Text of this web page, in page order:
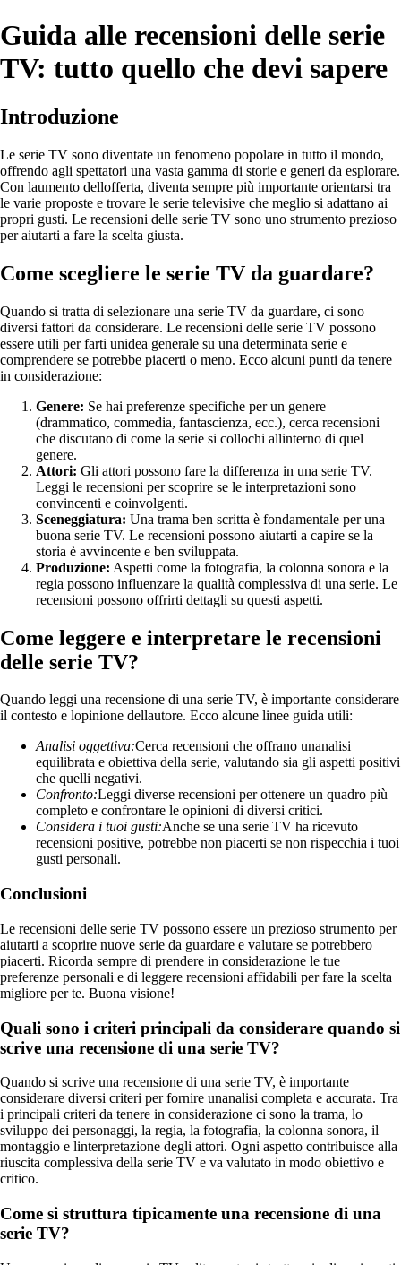
Guida alle recensioni delle serie
TV: tutto quello che devi sapere
Introduzione
Le serie TV sono diventate un fenomeno popolare in tutto il mondo,
offrendo agli spettatori una vasta gamma di storie e generi da esplorare.
Con laumento dellofferta, diventa sempre più importante orientarsi tra
le varie proposte e trovare le serie televisive che meglio si adattano ai
propri gusti. Le recensioni delle serie TV sono uno strumento prezioso
per aiutarti a fare la scelta giusta.
Come scegliere le serie TV da guardare?
Quando si tratta di selezionare una serie TV da guardare, ci sono
diversi fattori da considerare. Le recensioni delle serie TV possono
essere utili per farti unidea generale su una determinata serie e
comprendere se potrebbe piacerti o meno. Ecco alcuni punti da tenere
in considerazione:
Genere: Se hai preferenze specifiche per un genere
(drammatico, commedia, fantascienza, ecc.), cerca recensioni
che discutano di come la serie si collochi allinterno di quel
genere.
Attori: Gli attori possono fare la differenza in una serie TV.
Leggi le recensioni per scoprire se le interpretazioni sono
convincenti e coinvolgenti.
Sceneggiatura: Una trama ben scritta è fondamentale per una
buona serie TV. Le recensioni possono aiutarti a capire se la
storia è avvincente e ben sviluppata.
Produzione: Aspetti come la fotografia, la colonna sonora e la
regia possono influenzare la qualità complessiva di una serie. Le
recensioni possono offrirti dettagli su questi aspetti.
Come leggere e interpretare le recensioni
delle serie TV?
Quando leggi una recensione di una serie TV, è importante considerare
il contesto e lopinione dellautore. Ecco alcune linee guida utili:
Analisi oggettiva:Cerca recensioni che offrano unanalisi
equilibrata e obiettiva della serie, valutando sia gli aspetti positivi
che quelli negativi.
Confronto:Leggi diverse recensioni per ottenere un quadro più
completo e confrontare le opinioni di diversi critici.
Considera i tuoi gusti:Anche se una serie TV ha ricevuto
recensioni positive, potrebbe non piacerti se non rispecchia i tuoi
gusti personali.
Conclusioni
Le recensioni delle serie TV possono essere un prezioso strumento per
aiutarti a scoprire nuove serie da guardare e valutare se potrebbero
piacerti. Ricorda sempre di prendere in considerazione le tue
preferenze personali e di leggere recensioni affidabili per fare la scelta
migliore per te. Buona visione!
Quali sono i criteri principali da considerare quando si
scrive una recensione di una serie TV?
Quando si scrive una recensione di una serie TV, è importante
considerare diversi criteri per fornire unanalisi completa e accurata. Tra
i principali criteri da tenere in considerazione ci sono la trama, lo
sviluppo dei personaggi, la regia, la fotografia, la colonna sonora, il
montaggio e linterpretazione degli attori. Ogni aspetto contribuisce alla
riuscita complessiva della serie TV e va valutato in modo obiettivo e
critico.
Come si struttura tipicamente una recensione di una
serie TV?